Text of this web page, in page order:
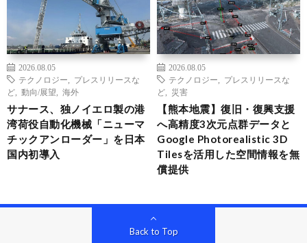
2026.08.05
テクノロジー
プレスリリースな
ど
動向/展望 海外
サナース、独ノイエロ製の港
湾荷役自動化機械「ニューマ
チックアンローダー」を日本
国内初導入
2026.08.05
テクノロジー
プレスリリースな
ど
災害
【熊本地震】復旧・復興支援
へ高精度3次元点群データと
Google Photorealistic 3D
Tilesを活用した空間情報を無
償提供
Back to Top